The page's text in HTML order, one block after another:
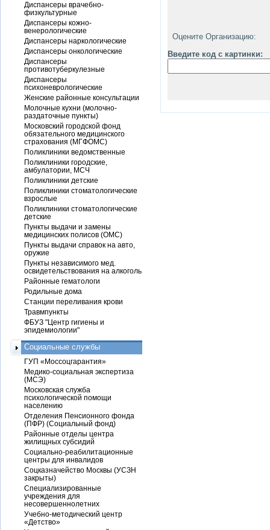
Оцените Организацию:
Введите код с картинки:
Диспансеры врачебно-
физкультурные
Диспансеры кожно-
венерологические
Диспансеры наркологические
Диспансеры онкологические
Диспансеры
противотуберкулезные
Диспансеры
психоневрологические
Женские районные консультации
Молочные кухни (молочно-
раздаточные пункты)
Московский городской фонд
обязательного медицинского
страхования (МГФОМС)
Поликлиники ведомственные
Поликлиники городские,
амбулатории, МСЧ
Поликлиники детские
Поликлиники стоматологические
взрослые
Поликлиники стоматологические
детские
Пункты выдачи и замены
медицинских полисов (ОМС)
Пункты выдачи справок на авто,
оружие
Пункты независимого мед.
освидетельствования на алкоголь
Районные гематологи
Родильные дома
Станции переливания крови
Травмпункты
ФБУЗ "Центр гигиены и
эпидемиологии"
Социальные службы
ГУП «Моссоцгарантия»
Медико-социальная экспертиза
(МСЭ)
Московская служба
психологической помощи
населению
Отделения Пенсионного фонда
(ПФР) (Социальный фонд)
Районные отделы центра
жилищных субсидий
Социально-реабилитационные
центры для инвалидов
Соцказначейство Москвы (УСЗН
закрыты)
Специализированные
учреждения для
несовершеннолетних
Учебно-методический центр
«Детство»